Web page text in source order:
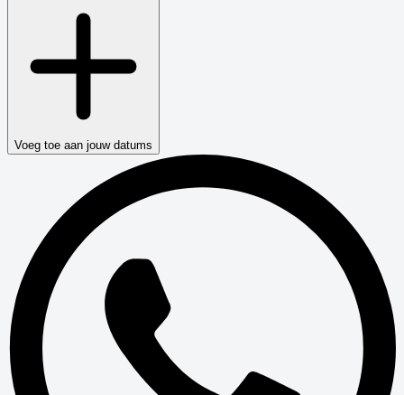
Voeg toe aan jouw datums